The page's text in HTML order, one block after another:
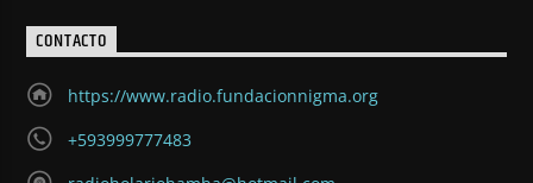
CONTACTO
https://www.radio.fundacionnigma.org
+593999777483